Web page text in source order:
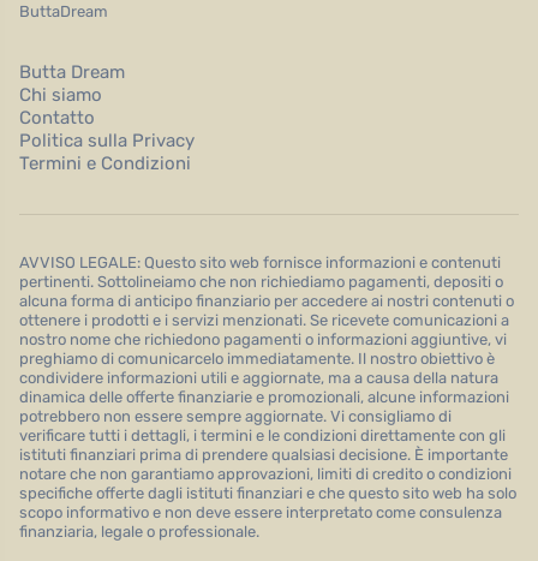
ButtaDream
Butta Dream
Chi siamo
Contatto
Politica sulla Privacy
Termini e Condizioni
AVVISO LEGALE: Questo sito web fornisce informazioni e contenuti
pertinenti. Sottolineiamo che non richiediamo pagamenti, depositi o
alcuna forma di anticipo finanziario per accedere ai nostri contenuti o
ottenere i prodotti e i servizi menzionati. Se ricevete comunicazioni a
nostro nome che richiedono pagamenti o informazioni aggiuntive, vi
preghiamo di comunicarcelo immediatamente. Il nostro obiettivo è
condividere informazioni utili e aggiornate, ma a causa della natura
dinamica delle offerte finanziarie e promozionali, alcune informazioni
potrebbero non essere sempre aggiornate. Vi consigliamo di
verificare tutti i dettagli, i termini e le condizioni direttamente con gli
istituti finanziari prima di prendere qualsiasi decisione. È importante
notare che non garantiamo approvazioni, limiti di credito o condizioni
specifiche offerte dagli istituti finanziari e che questo sito web ha solo
scopo informativo e non deve essere interpretato come consulenza
finanziaria, legale o professionale.